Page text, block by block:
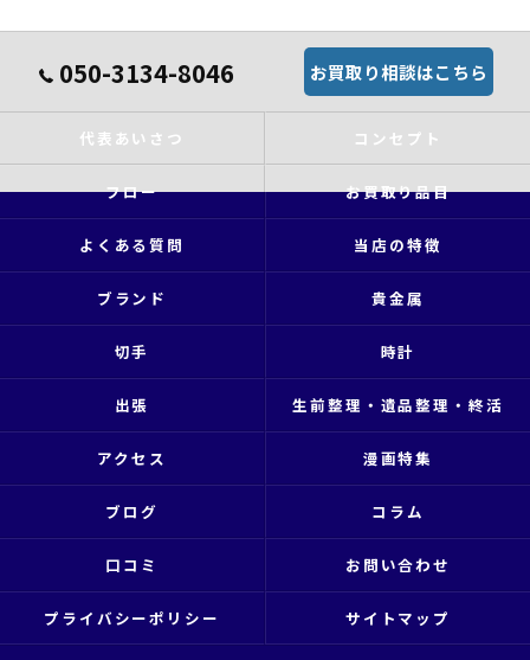
050-3134-8046 お買取り相談はこちら
代表あいさつ コンセプト
フロー お買取り品目
よくある質問 当店の特徴
ブランド 貴金属
切手 時計
出張 生前整理・遺品整理・終活
アクセス 漫画特集
ブログ コラム
口コミ お問い合わせ
プライバシーポリシー サイトマップ